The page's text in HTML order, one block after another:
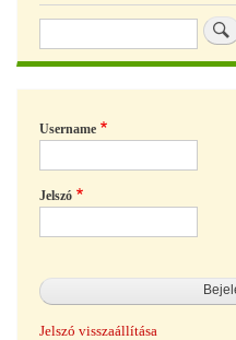
Username
Jelszó
Jelszó visszaállítása